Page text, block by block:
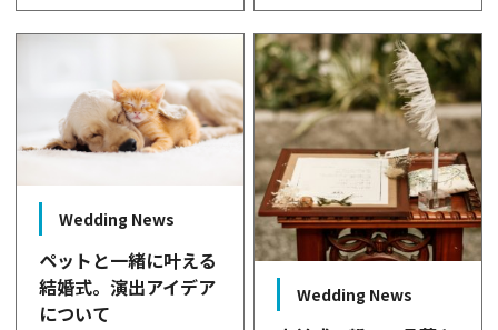
Wedding News
ペットと一緒に叶える
結婚式。演出アイデア
について
Wedding News